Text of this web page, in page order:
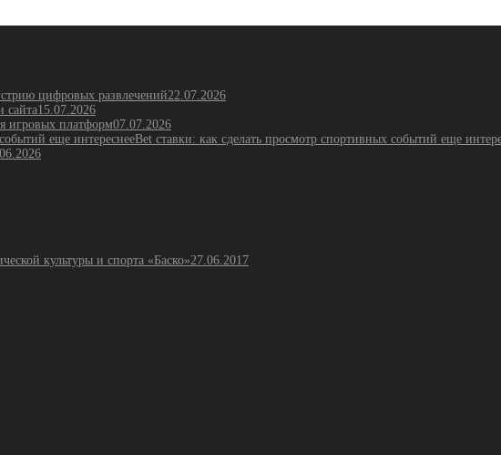
цифровых развлечений22.07.2026
сайта15.07.2026
игровых платформ07.07.2026
Bet ставки: как сделать просмотр спортивных событий еще
культуры и спорта «Баско»27.06.2017